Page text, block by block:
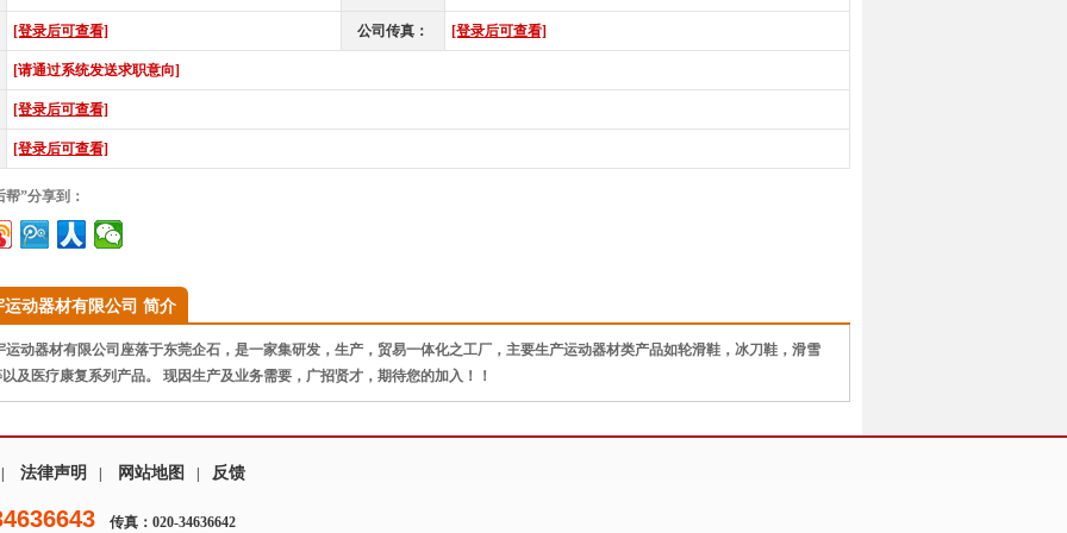
[登录后可查看] 公司传真： [登录后可查看]
[请通过系统发送求职意向]
[登录后可查看]
[登录后可查看]
”分享到：
运动器材有限公司 简介
器材有限公司座落于东莞企石，是一家集研发，生产，贸易一体化之工厂，主要生产运动器材类产品如轮滑鞋，冰刀鞋，滑雪
及医疗康复系列产品。 现因生产及业务需要，广招贤才，期待您的加入！！
法律声明 网站地图 反馈
传真：020-34636642